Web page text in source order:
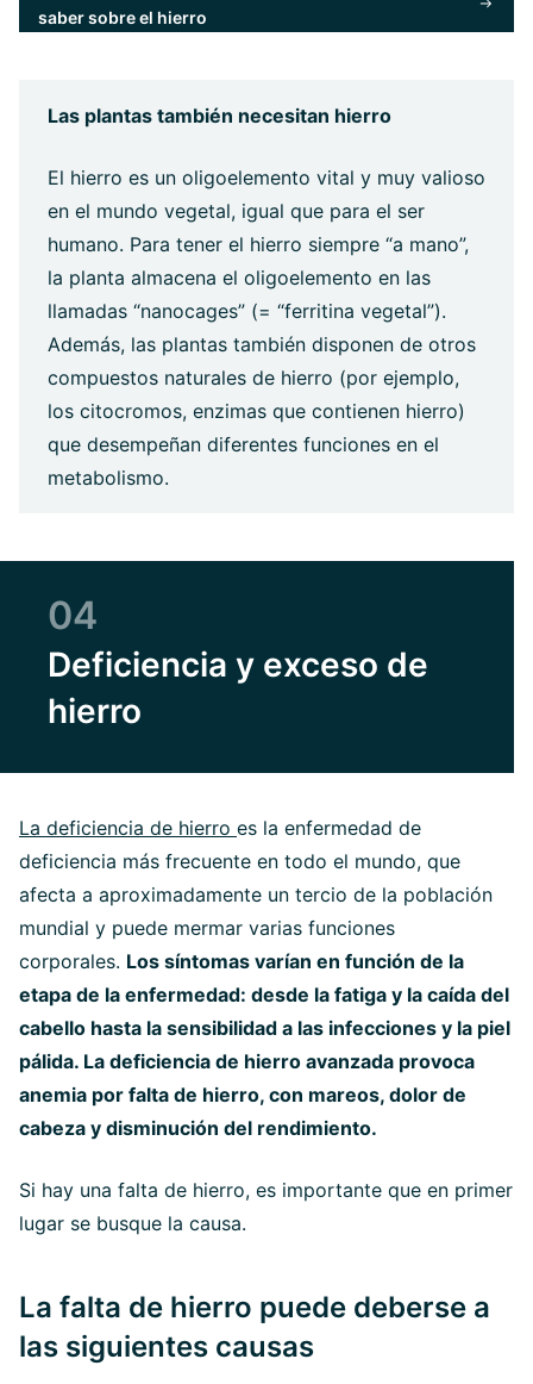
saber sobre el hierro
Las plantas también necesitan hierro
El hierro es un oligoelemento vital y muy valioso
en el mundo vegetal, igual que para el ser
humano. Para tener el hierro siempre “a mano”,
la planta almacena el oligoelemento en las
llamadas “nanocages” (= “ferritina vegetal”).
Además, las plantas también disponen de otros
compuestos naturales de hierro (por ejemplo,
los citocromos, enzimas que contienen hierro)
que desempeñan diferentes funciones en el
metabolismo.
04
Deficiencia y exceso de
hierro
La deficiencia de hierro es la enfermedad de
deficiencia más frecuente en todo el mundo, que
afecta a aproximadamente un tercio de la población
mundial y puede mermar varias funciones
corporales. Los síntomas varían en función de la
etapa de la enfermedad: desde la fatiga y la caída del
cabello hasta la sensibilidad a las infecciones y la piel
pálida. La deficiencia de hierro avanzada provoca
anemia por falta de hierro, con mareos, dolor de
cabeza y disminución del rendimiento.
Si hay una falta de hierro, es importante que en primer
lugar se busque la causa.
La falta de hierro puede deberse a
las siguientes causas